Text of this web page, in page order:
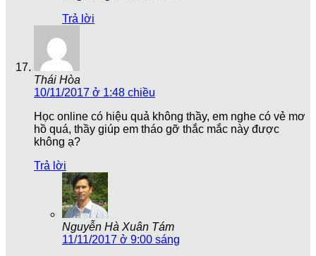
Trả lời
Thái Hòa
10/11/2017 ở 1:48 chiều
Học online có hiệu quả không thầy, em nghe có vẻ mơ
hồ quá, thầy giúp em tháo gỡ thắc mắc này được
không ạ?
Trả lời
Nguyễn Hà Xuân Tám
11/11/2017 ở 9:00 sáng